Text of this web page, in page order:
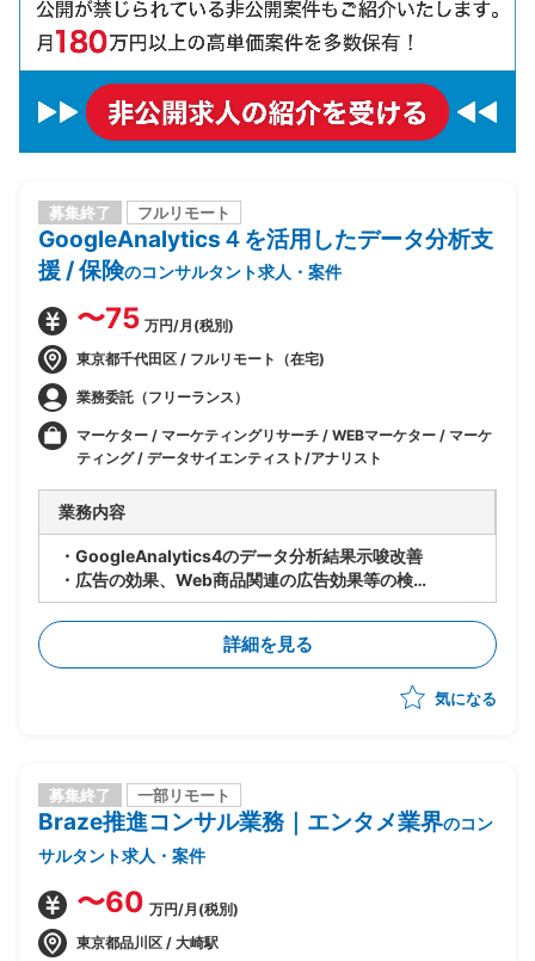
募集終了 フルリモート
GoogleAnalytics４を活用したデータ分析支
援 / 保険のコンサルタント求人・案件
〜75 万円/月(税別)
東京都千代田区 / フルリモート（在宅)
業務委託（フリーランス）
マーケター / マーケティングリサーチ / WEBマーケター / マーケ
ティング / データサイエンティスト/アナリスト
業務内容
・GoogleAnalytics4のデータ分析結果示唆改善
・広告の効果、Web商品関連の広告効果等の検証
・離脱率の改善/UIUX構築検討
詳細を見る
気になる
募集終了 一部リモート
Braze推進コンサル業務｜エンタメ業界のコン
サルタント求人・案件
〜60 万円/月(税別)
東京都品川区 / 大崎駅